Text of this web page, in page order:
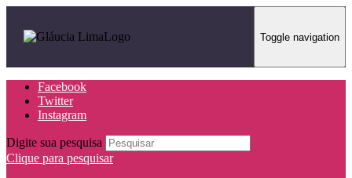
Toggle navigation
Facebook
Twitter
Instagram
Digite sua pesquisa
Clique para pesquisar